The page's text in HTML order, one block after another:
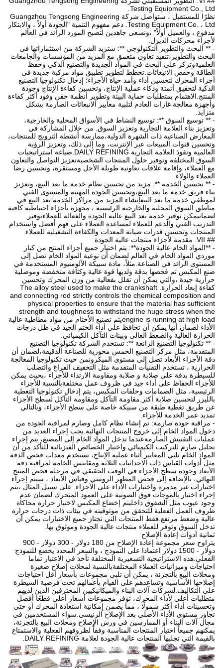
Testing Equipment Co., Ltd.
نظرًا للمستقبل ، ستواصل شركة Guangzhou Tengsong Engineering
Testing Equipment Co. ، Ltd. دعم مفهوم التنمية "الجودة أولاً ، والابتكار
مدفوع ، والعميل أولاً" ،ونسعى جاهدين لتصبح المورد الرائد في العالم
لأجزاء محركات الديزل.
- ** البحث والتطوير التكنولوجي **: ستزيد الشركة من استثماراتها في
البحث والتطوير،تنفيذ تعاون متعمق مع المزيد من المؤسسات والجامعات
العلميةوتركز على البحث في المواد الجديدة والتصنيع الذكي وحفظ
الطاقة وخفض الانبعاثات.تخطط لتطوير تطبيق مواد مركبة جديدة في
أجزاء المحرك لتحسين أداء وأمد حياة الأجزاء؛ إدخال تكنولوجيا التصنيع
الذكية لتحقيق أتمتة وذكاء عملية الإنتاج، وتحسين كفاءة الإنتاج وجودة
المنتج.الاهتمام بمتطلبات حماية البيئة وتطوير أنظمة حقن وقود أكثر كفاءة
وأجهزة معالجة غازات العادم لتلبية معايير الانبعاثات الصارمة بشكل
متزايد.
- ** توسيع السوق **: توسيع النشاط في الأسواق المحلية والخارجية،
وتعزيز بناء العلامة التجارية وتعزيز السوق. من خلال المشاركة في
المعارض الصناعية ذات الشهرة الدولية،ممارسة أنشطة الترويج للمنتجات،
وتحسين قنوات المبيعات عبر الإنترنت، وما إلى ذلك، وتعزيز الرؤية
العالمية ونفوذ العلامة التجارية DAILY REFINING.صياغة استراتيجيات
السوق المختلفة وتوفير حلول المنتجات الشخصيةتعزيز التواصل والتعاون
مع العملاء، وإقامة علاقات تعاونية طويلة الأجل ومستقرة، وتحسين رضا
العملاء والولاء.
- ** تحسين الخدمة **: مزيد من تحسين نظام خدمة ما بعد البيع، وتعزيز
بناء فريق خدمة ما بعد البيع،وتحسين الجودة المهنية والمستوى الفني
لموظفي خدمة ما بعد البيعإنشاء المزيد من مراكز الخدمة بعد البيع في
مناطق السوق المحلية والخارجية الرئيسية ، مجهزة بأجزاء احتياطية كافية
لضمانيمكن توفير خدمة بعد البيع عالية الجودة والفعالة للعملاءتوفير
التدريب الفني والدعم للعملاء لمساعدة العملاء على فهم أفضل واستخدام
المنتجات وتحسين قدرات صيانة المعدات والكفاءة التشغيلية للعملاء.
## VII. مقدمة لأجزاء منتجات عالية الجودة
- **المواد الخام عالية الجودة**: يتم اختيار جميع أجزاء المنتج من كبار
موردي المواد الخام في العالم لضمان أن نوعية المواد الخام تصل إلى
المستوى الرائد في الصناعة.مثلاً، مادة سبيكة الألومنيوم المستخدمة في
صنع المكبس تم فحصها بدقة ولديها قوة عالية وكثافة منخفضة وموصلية
حرارية جيدة ،والتي يمكن أن تقلل بفعالية من وزن المحرك وتحسين
كفاءة إبعاد الحرارة. The alloy steel used to make the crankshaft
and connecting rod strictly controls the chemical composition and
physical properties to ensure that the material has sufficient
strength and toughness to withstand the huge stress when the
engine is running at high loadيتم تصنيع الأختام من مواد مطاطية عالية
الأداء لضمان أنها يمكن أن تحافظ على أداء الختم الجيد في ظل درجات
الحرارة العالية والضغط العالي وبيئات التآكل الكيميائي.
- ** تكنولوجيا التصنيع الرائعة **: تستخدم الشركة تكنولوجيا التصنيع
المتقدمة، مثل مركز التصنيع الخمس محورية للصناعة الدقيقة،لضمان أن
دقة الأجزاء الأبعاد تصل إلى مستوى الميكرونمن حيث تكنولوجيا المعالجة
الحرارية ، تستخدم التقنيات المتقدمة مثل التخفيف الفراغ والتصلب
للسيطرة بدقة على صلابة و صلابة ومقاومة الارتداء للأجزاء ،بحيث يمكن
للأجزاء الحفاظ على أداء جيد في ظروف عمل مختلفةبالنسبة للأجزاء
الرئيسية، مثل الصمامات وحلقات المكبس، يتم إدخال تكنولوجيا التغطية
بالليزر لتحسين صلابة أكثر.مقاومة التآكل ومقاومة التآكل لسطح الأجزاء
عن طريق تغطية طبقة من سبيكة خاصة على سطح الأجزاء، وبالتالي
تمديد عمر الخدمة للأجزاء.
- مراقبة جودة صارمة: تم إنشاء نظام كامل وصارم لمراقبة الجودة من
دخول المواد الخام إلى خروج المنتجات النهائية.يجب إجراء العديد من
عمليات التفتيش الصارمةعندما تدخل المواد الخام إلى المصنع، يتم إجراء
تحليل صارم للتركيب الكيميائي واختبار الخصائص الفيزيائية للتأكد من أن
المواد الخام تلبي المعايير.أثناء عملية الإنتاج، تستخدم معدات فحص الدقة
مثل أدوات القياس ذات الاحداثيات الثلاثة ومقاييس الخامة لمراقبة دقة
الأبعاد وجودة سطح الأجزاء في الوقت الحقيقي.في مرحلة فحص المنتج
النهائي، بالإضافة إلى فحص المظهر الروتيني وقياس الأبعاد ، سيتم إجراء
اختبارات غير مدمرة واختبارات الأداء على الأجزاء. على سبيل المثال ،يتم
إجراء اختبار بالموجات فوق الصوتية على العمود المتحرك لضمان عدم
وجود عيوب مثل الشقوق داخليتم إخضاع المكبس لاختبار حرارة محاكاة
ظروف العمل الفعلية للتحقق من موثوقيته في بيئات ذات درجات حرارة
عالية وضغط مرتفع.فقط المنتجات التي تجتاز جميع الاختبارات يمكن أن
تدخل السوق وتوفر للعملاء منتجات عالية الجودة وموثوق بها.
ثمانية أدوات إعادة الإصلاح
يتراوح سعر مجموعة إعادة الإصلاح من 180 دولار - 300 دولار - 900
دولار - 1500 دولار اعتمادا على النموذج ، والسعر المحدد يخضع للنموذج
الفعلي.هذه الاستراتيجية التسعيرية المختلفة تأخذ في الاعتبار تماما
احتياجات وميزانيات العملاء المختلفةبالنسبة لمحلات إصلاح صغيرة
ومحلات البيع بالتجزئة ، يمكن أن تلبي مجموعات بأسعار أقل احتياجات
إصلاحها الأساسية وتساعدهم على القيام بأعمالهم تحت فرضية السيطرة
على التكاليف.لشركات آلات البناء والميكانيكيين المحترفين الذين لديهم
متطلبات أعلى لأداء المحرك، توفر مجموعات أسعار أعلى قطعًا أفضل
وتحسينات أداء أكثر شمولًا ، مما يضمن إمكانية استعادة المحرك أو حتى
تجاوز مستوى الأداء الأصلي بعد الإصلاح الرئيسي.سواء المستخدمين في
مجال آلات البناء أو الممارسين في ورش الإصلاح ومحلات البيع بالتجزئة،
يمكنهم جميعاً اختيار المنتجات المناسبة وفقاً لظروفهم الفعلية والاستمتاع
بالقيمة التي تجلبها المنتجات عالية الجودة لعلامة DAILY REFINING.